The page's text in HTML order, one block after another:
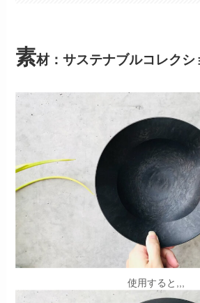
素材：サステナブルコレクシ
使用すると,,,